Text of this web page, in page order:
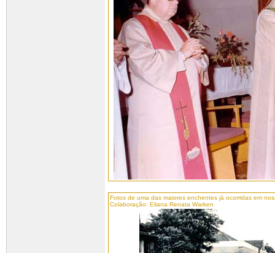
Fotos de uma das maiores enchentes já ocorridas em
Colaboração: Eliana Renata Warken